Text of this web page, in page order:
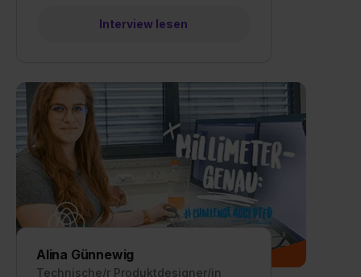
Interview lesen
Alina Günnewig
Technische/r Produktdesigner/in